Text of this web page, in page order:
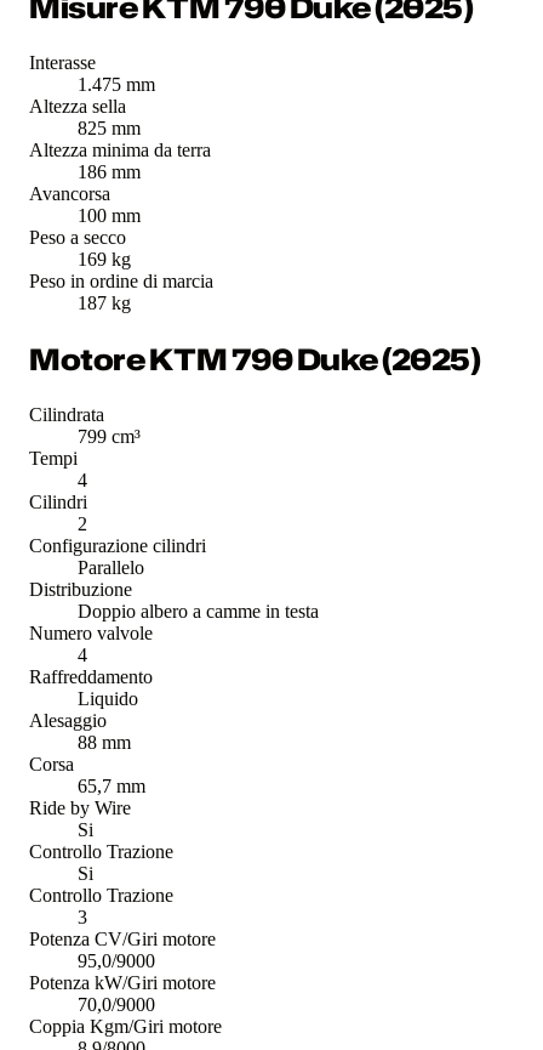
Interasse
1.475 mm
Altezza sella
825 mm
Altezza minima da terra
186 mm
Avancorsa
100 mm
Peso a secco
169 kg
Peso in ordine di marcia
187 kg
Motore KTM 790 Duke (2025)
Cilindrata
799 cm³
Tempi
4
Cilindri
2
Configurazione cilindri
Parallelo
Distribuzione
Doppio albero a camme in testa
Numero valvole
4
Raffreddamento
Liquido
Alesaggio
88 mm
Corsa
65,7 mm
Ride by Wire
Si
Controllo Trazione
Si
Controllo Trazione
3
Potenza CV/Giri motore
95,0/9000
Potenza kW/Giri motore
70,0/9000
Coppia Kgm/Giri motore